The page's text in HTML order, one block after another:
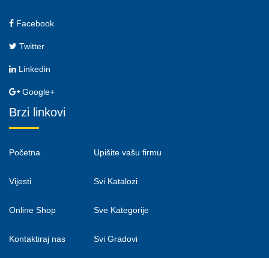
Facebook
Twitter
Linkedin
Google+
Brzi linkovi
Početna
Vijesti
Online Shop
Kontaktiraj nas
Upišite vašu firmu
Svi Katalozi
Sve Kategorije
Svi Gradovi